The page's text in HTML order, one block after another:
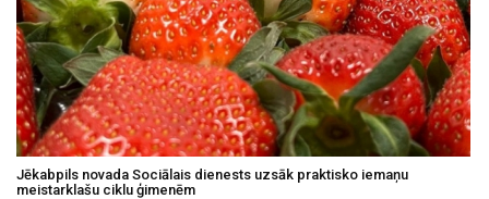
Jēkabpils novada Sociālais dienests uzsāk praktisko iemaņu
meistarklašu ciklu ģimenēm